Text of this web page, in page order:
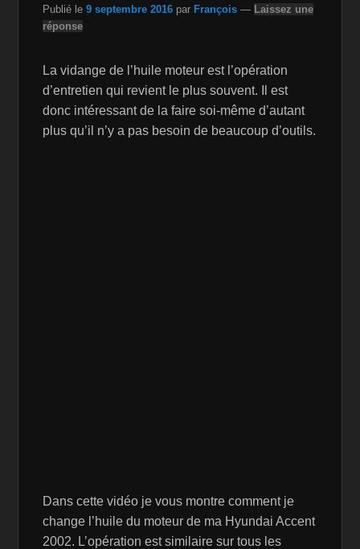
Publié le9 septembre 2016 par François — Laissez une
réponse
La vidange de l’huile moteur est l’opération
d’entretien qui revient le plus souvent. Il est
donc intéressant de la faire soi-même d’autant
plus qu’il n’y a pas besoin de beaucoup d’outils.
Dans cette vidéo je vous montre comment je
change l’huile du moteur de ma Hyundai Accent
2002. L’opération est similaire sur tous les